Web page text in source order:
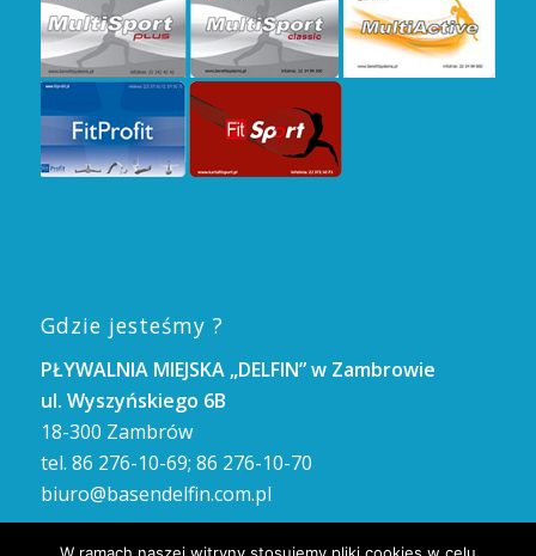
Gdzie jesteśmy ?
PŁYWALNIA MIEJSKA „DELFIN” w Zambrowie
ul. Wyszyńskiego 6B
18-300 Zambrów
tel. 86 276-10-69; 86 276-10-70
biuro@basendelfin.com.pl
GODZINY OTWARCIA